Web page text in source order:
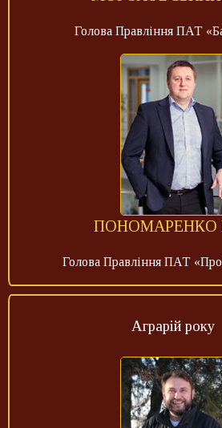
Голова Правління ПАТ
ПОНОМАРЕНКО
Голова Правління ПАТ
Аграрій року